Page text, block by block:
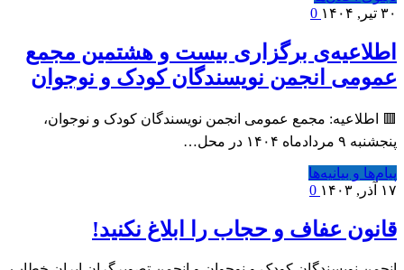
۳۰ تیر, ۱۴۰۴
اطلاعیه‌ی برگزاری بیست و هشتمین مجمع
عمومی انجمن نویسندگان کودک و نوجوان
🟥 اطلاعیه: مجمع عمومی انجمن نویسندگان کودک و نوجوان،
پنجشنبه ۹ مردادماه ۱۴۰۴ در محل…
پیام‌ها و بیانیه‌ها
۱۷ آذر, ۱۴۰۳
قانون عفاف و حجاب را ابلاغ نکنید!